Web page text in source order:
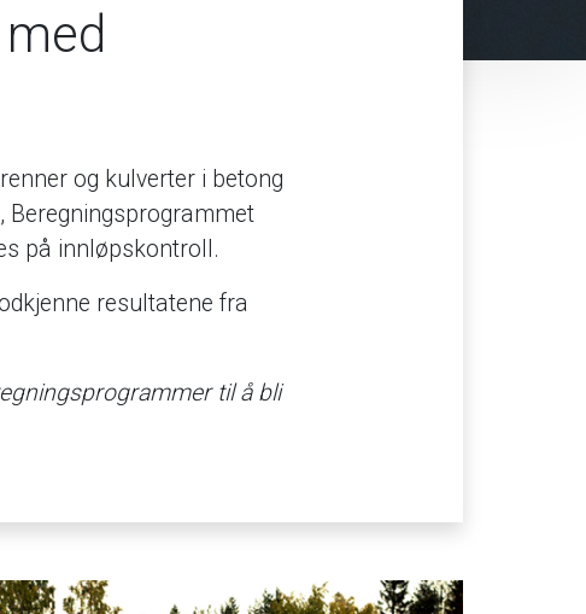
og kulverter i betong
på innløpskontroll.
resultatene fra
til å bli